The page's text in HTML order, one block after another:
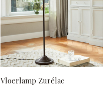
Vloerlamp Zurélac